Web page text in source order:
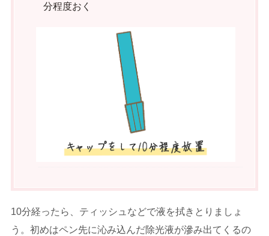
分程度おく
10分経ったら、ティッシュなどで液を拭きとりましょ
う。初めはペン先に沁み込んだ除光液が滲み出てくるの